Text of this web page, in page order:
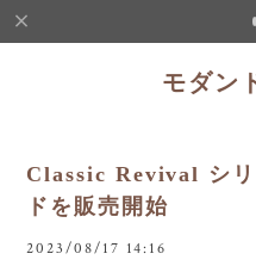
モダン
Classic Revival シ
ドを販売開始
2023/08/17 14:16